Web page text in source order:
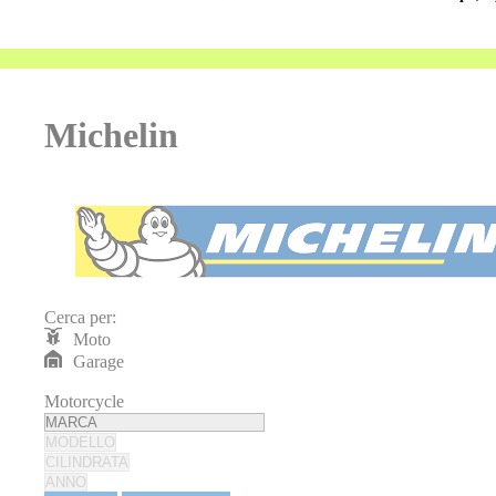
Michelin
Cerca per:
Moto
Garage
Motorcycle